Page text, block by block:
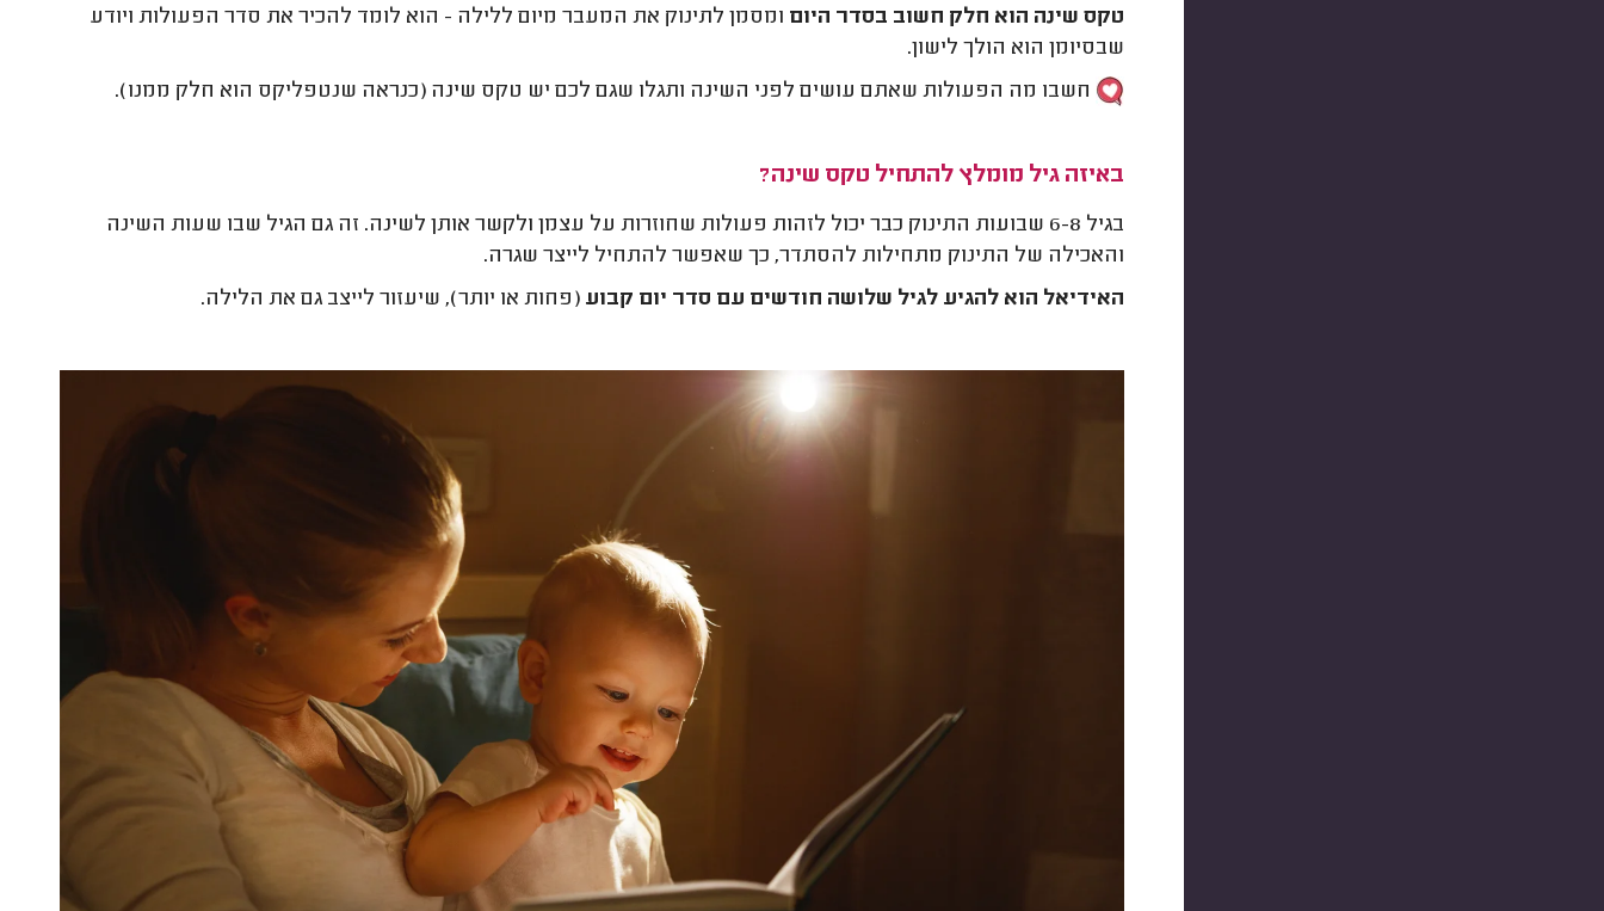
טקס שינה הוא חלק חשוב בסדר היום ומסמן לתינוק את המעבר מיום ללילה - הוא לומד להכיר את סדר הפעולות ויודע
שבסיומן הוא הולך לישון.
חשבו מה הפעולות שאתם עושים לפני השינה ותגלו שגם לכם יש טקס שינה (כנראה שנטפליקס הוא חלק ממנו).
באיזה גיל מומלץ להתחיל טקס שינה?
בגיל 6-8 שבועות התינוק כבר יכול לזהות פעולות שחוזרות על עצמן ולקשר אותן לשינה. זה גם הגיל שבו שעות השינה
והאכילה של התינוק מתחילות להסתדר, כך שאפשר להתחיל לייצר שגרה.
האידיאל הוא להגיע לגיל שלושה חודשים עם סדר יום קבוע (פחות או יותר), שיעזור לייצב גם את הלילה.